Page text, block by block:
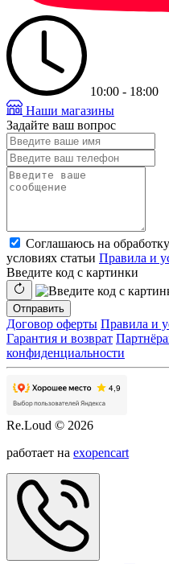
10:00 - 18:00
Наши магазины
Задайте ваш вопрос
Соглашаюсь на
условиях статьи Правила и
Введите код с картинки
Отправить
Договор оферты Правила и
Гарантия и возврат
конфиденциальности
Re.Loud © 2026
работает на exopencart